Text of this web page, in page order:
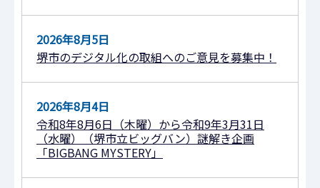
2026年8月5日
堺市のデジタル化の取組へのご意見を募集中！
2026年8月4日
令和8年8月6日（木曜）から令和9年3月31日
（水曜）（堺市立ビッグバン）謎解き企画
「BIGBANG MYSTERY」